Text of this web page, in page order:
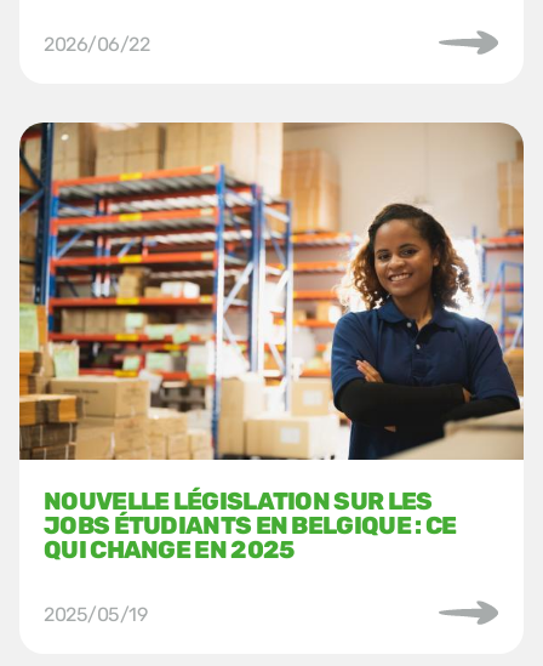
2026/06/22
NOUVELLE LÉGISLATION SUR LES
JOBS ÉTUDIANTS EN BELGIQUE : CE
QUI CHANGE EN 2025
2025/05/19